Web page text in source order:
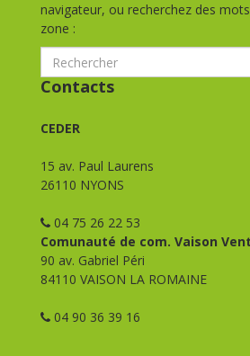
navigateur, ou recherchez des
zone :
Contacts
CEDER
15 av. Paul Laurens
26110 NYONS
04 75 26 22 53
Comunauté de com. Vaison
90 av. Gabriel Péri
84110 VAISON LA ROMAINE
04 90 36 39 16